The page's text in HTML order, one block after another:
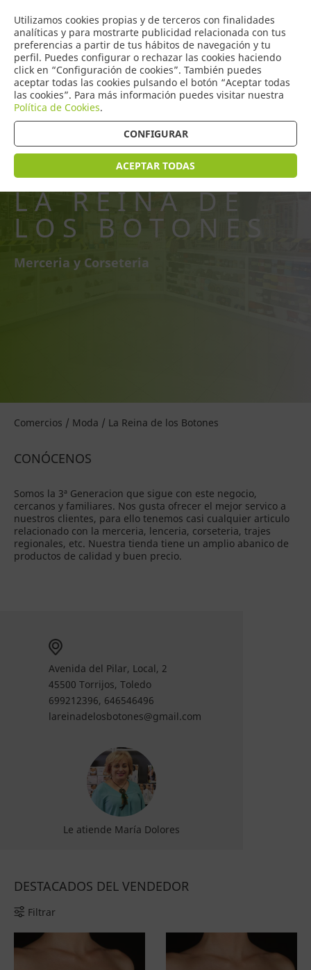
Utilizamos cookies propias y de terceros con finalidades
analíticas y para mostrarte publicidad relacionada con tus
preferencias a partir de tus hábitos de navegación y tu
perfil. Puedes configurar o rechazar las cookies haciendo
click en “Configuración de cookies”. También puedes
aceptar todas las cookies pulsando el botón “Aceptar todas
las cookies”. Para más información puedes visitar nuestra
Política de Cookies.
CONFIGURAR
ACEPTAR TODAS
0
COMERCIO
DE TORRIJOS
LA REINA DE
LOS BOTONES
Merceria y Corseteria
Comercios / Moda / La Reina de los Botones
CONÓCENOS
Somos la 3ª Generacion que sigue con este negocio,
cercanos y familiares. Nos gusta ofrecer el mejor servico a
nuestros clientes, para ello tenemos casi cualquier articulo
relacionado con la merceria, lenceria, corseteria, trajes
regionales, etc. Nuestra tienda tiene un amplio abanico de
productos de calidad y buen precio.
Avenida del Pilar, Local, 2
45500 Torrijos, Toledo
699212396, 646546496
lareinadelosbotones@gmail.com
Le atiende María Dolores
DESTACADOS DEL VENDEDOR
Filtrar